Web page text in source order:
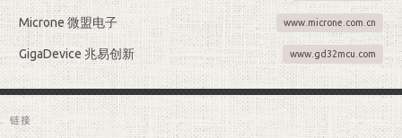
Microne 微盟电子 www.microne.com.cn
GigaDevice 兆易创新 www.gd32mcu.com
链接